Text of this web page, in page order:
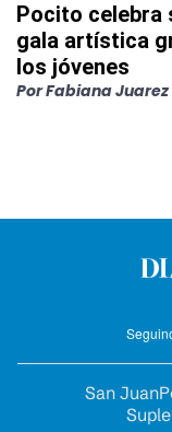
Pocito celebra
gala artística
los jóvenes
PorFabiana Juarez
San Juan